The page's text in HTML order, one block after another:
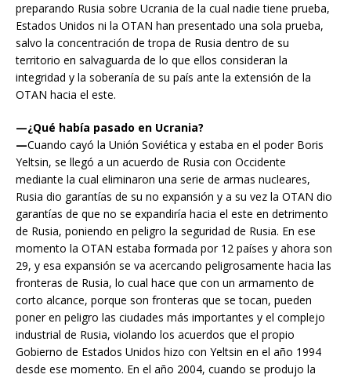
preparando Rusia sobre Ucrania de la cual nadie tiene prueba,
Estados Unidos ni la OTAN han presentado una sola prueba,
salvo la concentración de tropa de Rusia dentro de su
territorio en salvaguarda de lo que ellos consideran la
integridad y la soberanía de su país ante la extensión de la
OTAN hacia el este.
—¿Qué había pasado en Ucrania?
—Cuando cayó la Unión Soviética y estaba en el poder Boris
Yeltsin, se llegó a un acuerdo de Rusia con Occidente
mediante la cual eliminaron una serie de armas nucleares,
Rusia dio garantías de su no expansión y a su vez la OTAN dio
garantías de que no se expandiría hacia el este en detrimento
de Rusia, poniendo en peligro la seguridad de Rusia. En ese
momento la OTAN estaba formada por 12 países y ahora son
29, y esa expansión se va acercando peligrosamente hacia las
fronteras de Rusia, lo cual hace que con un armamento de
corto alcance, porque son fronteras que se tocan, pueden
poner en peligro las ciudades más importantes y el complejo
industrial de Rusia, violando los acuerdos que el propio
Gobierno de Estados Unidos hizo con Yeltsin en el año 1994
desde ese momento. En el año 2004, cuando se produjo la